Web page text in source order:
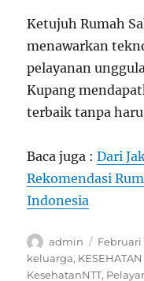
Ketujuh Rumah
menawarkan
pelayanan
Kupang
terbaik tanpa
Baca juga :Dari
Rekomendasi
Indonesia
Author
admin
Posted
on
Februari
keluarga,
KesehatanNTT,